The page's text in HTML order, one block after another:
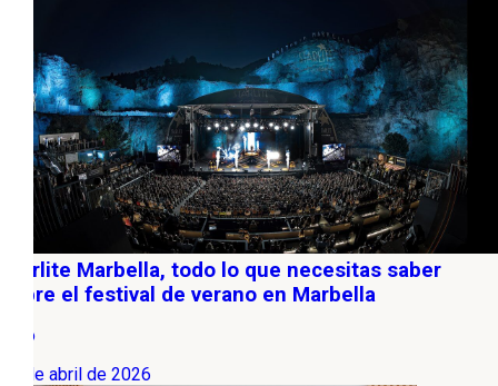
Starlite Marbella, todo lo que necesitas saber
sobre el festival de verano en Marbella
Ocio
21 de abril de 2026